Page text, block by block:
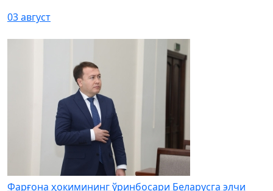
03 август
Фарғона ҳокимининг ўринбосари Беларусга элчи